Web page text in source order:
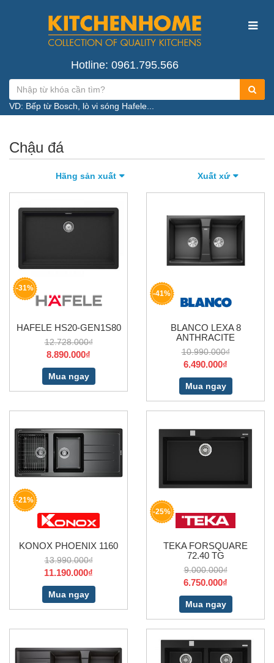
Hotline: 0961.795.566
VD: Bếp từ Bosch, lò vi sóng Hafele...
Chậu đá
Hãng sản xuất Xuất xứ
-31%
HAFELE HS20-GEN1S80
12.728.000₫
8.890.000₫
Mua ngay
-41%
BLANCO LEXA 8
ANTHRACITE
10.990.000₫
6.490.000₫
Mua ngay
-21%
KONOX PHOENIX 1160
13.990.000₫
11.190.000₫
Mua ngay
-25%
TEKA FORSQUARE
72.40 TG
9.000.000₫
6.750.000₫
Mua ngay